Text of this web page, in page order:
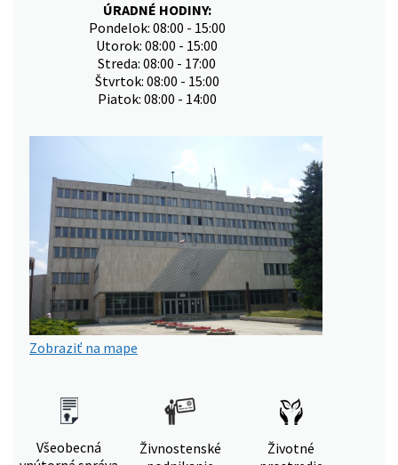
ÚRADNÉ HODINY:
Pondelok: 08:00 - 15:00
Utorok: 08:00 - 15:00
Streda: 08:00 - 17:00
Štvrtok: 08:00 - 15:00
Piatok: 08:00 - 14:00
Zobraziť na mape
Všeobecná
Živnostenské
Životné